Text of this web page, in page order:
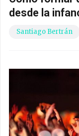
desde la
Santiago Bertrán